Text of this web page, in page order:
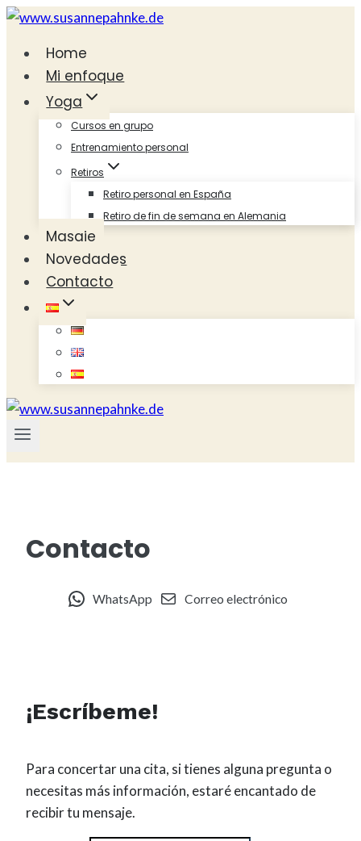
Saltar
contenidoHome
Mi enfoque
Yoga
Cursos en grupo
Entrenamiento personal
Retiros
Retiro personal en España
Retiro de fin de semana en Alemania
Masaje
Novedades
Contacto
Contacto
WhatsApp Correo electrónico
¡Escríbeme!
Para concertar una cita, si tienes alguna pregunta o
necesitas más información, estaré encantado de
recibir tu mensaje.